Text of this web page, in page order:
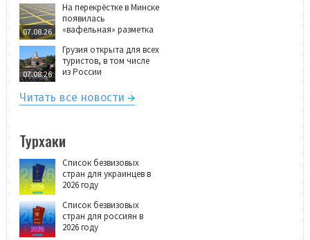
07.08.26
На перекрёстке в Минске
появилась
«вафельная» разметка
07.08.26
Грузия открыта для всех
туристов, в том числе
из России
Читать все новости
Турхаки
Список безвизовых
стран для украинцев в
2026 году
Список безвизовых
стран для россиян в
2026 году